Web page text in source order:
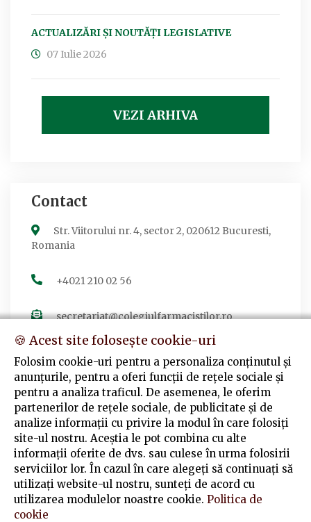
ACTUALIZĂRI ȘI NOUTĂȚI LEGISLATIVE
07 Iulie 2026
VEZI ARHIVA
Contact
Str. Viitorului nr. 4, sector 2, 020612 Bucuresti,
Romania
+4021 210 02 56
secretariat@colegiulfarmacistilor.ro
Urmărește-ne
Facebook
Colegiul Farmaciștilor din România
🍪 Acest site folosește cookie-uri
Folosim cookie-uri pentru a personaliza conținutul și
anunțurile, pentru a oferi funcții de rețele sociale și
pentru a analiza traficul. De asemenea, le oferim
partenerilor de rețele sociale, de publicitate și de
analize informații cu privire la modul în care folosiți
site-ul nostru. Aceștia le pot combina cu alte
informații oferite de dvs. sau culese în urma folosirii
serviciilor lor. În cazul în care alegeți să continuați să
utilizați website-ul nostru, sunteți de acord cu
utilizarea modulelor noastre cookie. Politica de
cookie